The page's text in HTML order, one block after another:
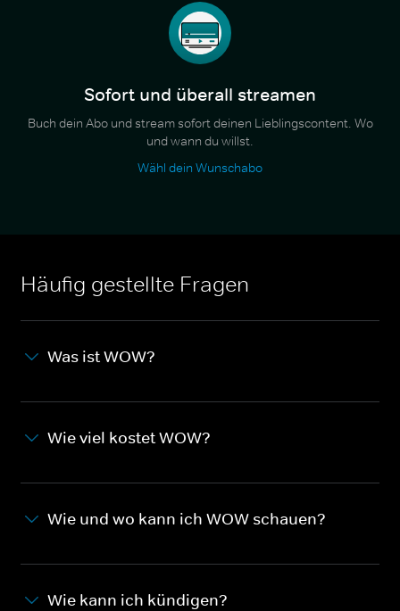
Sofort und überall streamen
Buch dein Abo und stream sofort deinen Lieblingscontent. Wo
und wann du willst.
Wähl dein Wunschabo
Häufig gestellte Fragen
Was ist WOW?
Wie viel kostet WOW?
Wie und wo kann ich WOW schauen?
Wie kann ich kündigen?